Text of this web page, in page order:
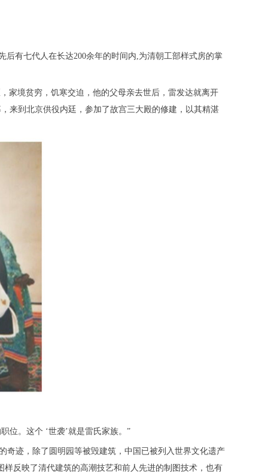
后有七代人在长达200余年的时间内,为清朝工部样式房的掌
家境贫穷，饥寒交迫，他的父母亲去世后，雷发达就离开
来到北京供役内廷，参加了故宫三大殿的修建，以其精湛
位。这个 ‘世袭’就是雷氏家族。”
奇迹，除了圆明园等被毁建筑，中国已被列入世界文化遗产
样反映了清代建筑的高潮技艺和前人先进的制图技术，也有